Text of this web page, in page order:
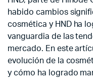
habido cambios
cosmética y HND ha
vanguardia de las
mercado. En este
evolución de la
y cómo ha logrado